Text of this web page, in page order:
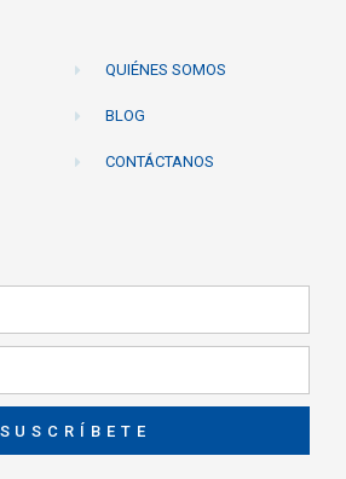
QUIÉNES SOMOS
BLOG
CONTÁCTANOS
SUSCRÍBETE